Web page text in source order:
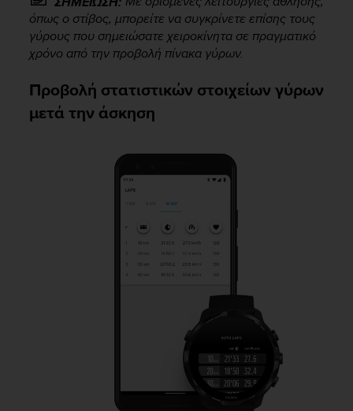
όπως ο στίβος, μπορείτε να συγκρίνετε επίσης τους
γύρους που σημειώσατε χειροκίνητα σε πραγματικό
χρόνο από την προβολή πίνακα γύρων.
Προβολή στατιστικών στοιχείων γύρων
μετά την άσκηση